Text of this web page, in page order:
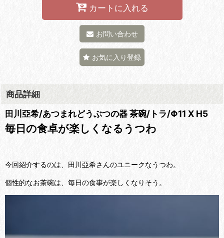
カートに入れる
お問い合わせ
お気に入り登録
商品詳細
田川亞希/あつまれどうぶつの器 茶碗/トラ/Φ11 X H5
毎日の食卓が楽しくなるうつわ
今回紹介するのは、田川亞希さんのユニークなうつわ。
個性的なお茶碗は、毎日の食事が楽しくなりそう。